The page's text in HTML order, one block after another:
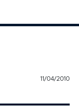
11/04/2010